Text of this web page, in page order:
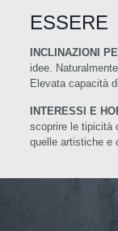
ESSERE
INCLINAZIONI
idee.
Elevata capacità
INTERESSI E
scoprire le tipicità
quelle artistiche e